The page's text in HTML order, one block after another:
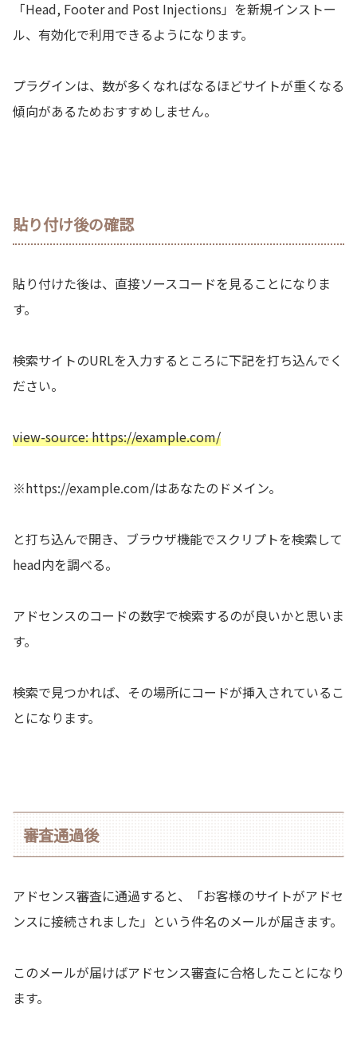
「Head, Footer and Post Injections」を新規インストー
ル、有効化で利用できるようになります。
プラグインは、数が多くなればなるほどサイトが重くなる
傾向があるためおすすめしません。
貼り付け後の確認
貼り付けた後は、直接ソースコードを見ることになりま
す。
検索サイトのURLを入力するところに下記を打ち込んでく
ださい。
view-source: https://example.com/
※https://example.com/はあなたのドメイン。
と打ち込んで開き、ブラウザ機能でスクリプトを検索して
head内を調べる。
アドセンスのコードの数字で検索するのが良いかと思いま
す。
検索で見つかれば、その場所にコードが挿入されているこ
とになります。
審査通過後
アドセンス審査に通過すると、「お客様のサイトがアドセ
ンスに接続されました」という件名のメールが届きます。
このメールが届けばアドセンス審査に合格したことになり
ます。